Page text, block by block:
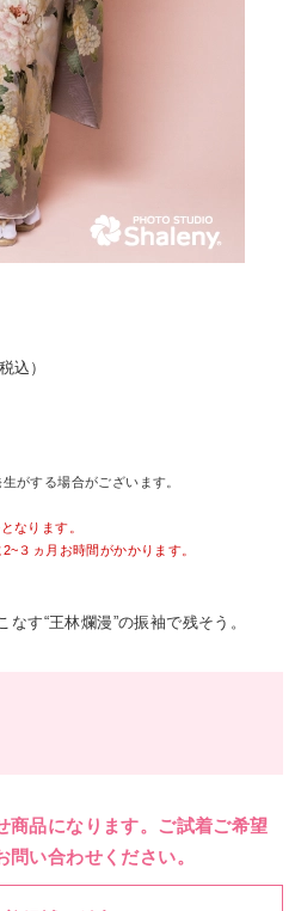
込）
がする場合がございます。
なります。
３ヵ月お時間がかかります。
す“王林爛漫”の振袖で残そう。
品になります。ご試着ご希望
い合わせください。